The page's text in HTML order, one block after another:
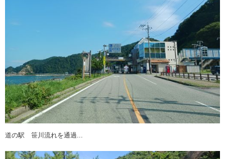
道の駅 笹川流れを通過...